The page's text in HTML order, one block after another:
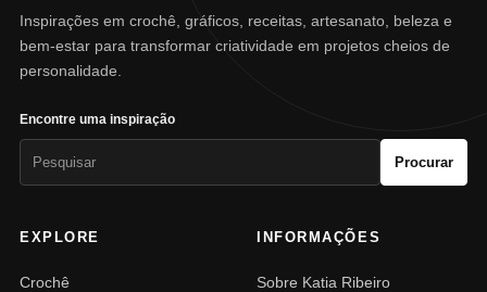
Inspirações em crochê, gráficos, receitas, artesanato, beleza e
bem-estar para transformar criatividade em projetos cheios de
personalidade.
Encontre uma inspiração
Procurar
EXPLORE
Crochê
INFORMAÇÕES
Sobre Katia Ribeiro